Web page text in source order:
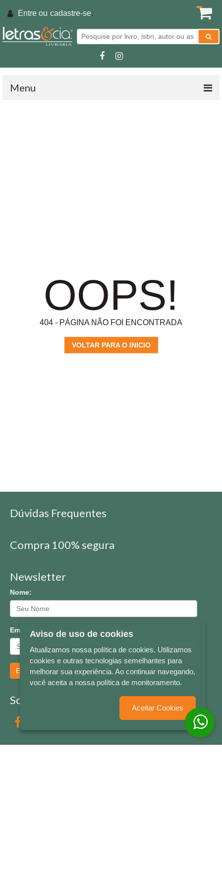
Entre ou cadastre-se.
Menu
OOPS!
404 - PÁGINA NÃO FOI ENCONTRADA
VOLTAR PARA O INICIO
Dúvidas Frequentes
Compra 100% segura
Newsletter
Nome:
Email:
Enviar
Socialize conosco
Aviso de uso de cookies
Atualizamos nossa política de cookies. Utilizamos
cookies e outras tecnologias semelhantes para
melhorar sua experiência. Ao continuar navegando,
você aceita a nossa política de monitoramento.
Aceitar Cookies